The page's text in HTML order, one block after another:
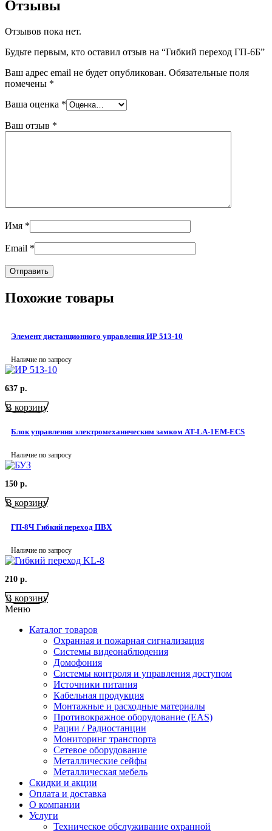
Отзывы
Отзывов пока нет.
Будьте первым, кто оставил отзыв на “Гибкий переход ГП-6Б”
Ваш адрес email не будет опубликован. Обязательные поля
помечены *
Ваша оценка *
Ваш отзыв *
Имя *
Email *
Похожие товары
Элемент дистанционного управления ИР 513-10
Наличие по запросу
637 р.
В корзину
Блок управления электромеханическим замком AT-LA-1EM-ECS
Наличие по запросу
150 р.
В корзину
ГП-8Ч Гибкий переход ПВХ
Наличие по запросу
210 р.
В корзину
Меню
Каталог товаров
Охранная и пожарная сигнализация
Системы видеонаблюдения
Домофония
Системы контроля и управления доступом
Источники питания
Кабельная продукция
Монтажные и расходные материалы
Противокражное оборудование (EAS)
Рации / Радиостанции
Мониторинг транспорта
Сетевое оборудование
Металлические сейфы
Металлическая мебель
Скидки и акции
Оплата и доставка
О компании
Услуги
Техническое обслуживание охранной